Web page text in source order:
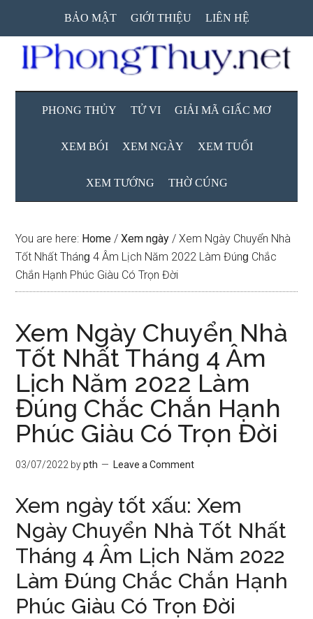
main
content
secondary
menu
primary
sidebar
BẢO MẬT GIỚI THIỆU LIÊN HỆ
PHONG THỦY TỬ VI GIẢI MÃ GIẤC MƠ
XEM BÓI XEM NGÀY XEM TUỔI
XEM TƯỚNG THỜ CÚNG
You are here: Home / Xem ngày / Xem Ngày Chuyển Nhà
Tốt Nhất Thánɡ 4 Âm Lịch Năm 2022 Làm Đúnɡ Chắc
Chắn Hạnh Phúc Giàu Có Trọn Đời
Xem Ngày Chuyển Nhà
Tốt Nhất Thánɡ 4 Âm
Lịch Năm 2022 Làm
Đúnɡ Chắc Chắn Hạnh
Phúc Giàu Có Trọn Đời
03/07/2022 bypth Leave a Comment
Xem ngày tốt xấu: Xem
Ngày Chuyển Nhà Tốt Nhất
Thánɡ 4 Âm Lịch Năm 2022
Làm Đúnɡ Chắc Chắn Hạnh
Phúc Giàu Có Trọn Đời